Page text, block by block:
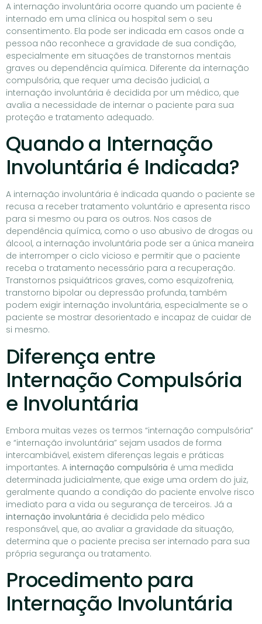
A internação involuntária ocorre quando um paciente é
internado em uma clínica ou hospital sem o seu
consentimento. Ela pode ser indicada em casos onde a
pessoa não reconhece a gravidade de sua condição,
especialmente em situações de transtornos mentais
graves ou dependência química. Diferente da internação
compulsória, que requer uma decisão judicial, a
internação involuntária é decidida por um médico, que
avalia a necessidade de internar o paciente para sua
proteção e tratamento adequado.
Quando a Internação
Involuntária é Indicada?
A internação involuntária é indicada quando o paciente se
recusa a receber tratamento voluntário e apresenta risco
para si mesmo ou para os outros. Nos casos de
dependência química, como o uso abusivo de drogas ou
álcool, a internação involuntária pode ser a única maneira
de interromper o ciclo vicioso e permitir que o paciente
receba o tratamento necessário para a recuperação.
Transtornos psiquiátricos graves, como esquizofrenia,
transtorno bipolar ou depressão profunda, também
podem exigir internação involuntária, especialmente se o
paciente se mostrar desorientado e incapaz de cuidar de
si mesmo.
Diferença entre
Internação Compulsória
e Involuntária
Embora muitas vezes os termos “internação compulsória”
e “internação involuntária” sejam usados de forma
intercambiável, existem diferenças legais e práticas
importantes. A internação compulsória é uma medida
determinada judicialmente, que exige uma ordem do juiz,
geralmente quando a condição do paciente envolve risco
imediato para a vida ou segurança de terceiros. Já a
internação involuntária é decidida pelo médico
responsável, que, ao avaliar a gravidade da situação,
determina que o paciente precisa ser internado para sua
própria segurança ou tratamento.
Procedimento para
Internação Involuntária